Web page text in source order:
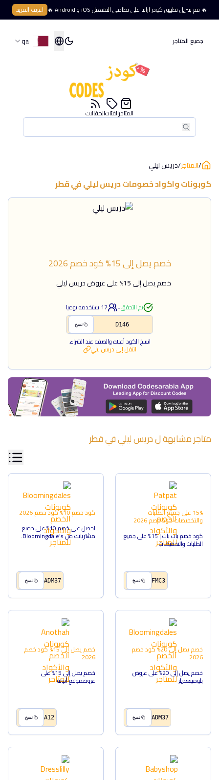
🔥 قم بتنزيل تطبيق كودز ارابيا على نظامي التشغيل iOS و Android 🔥 اعرف المزيد
جميع المتاجر qa
بحث
بحث
المتاجرالفئاتالمقالات
/المتاجر/دريس ليلي
كوبونات واكواد خصوماتدريس ليليفيقطر
خصم يصل إلى 15% كود خصم2026
خصم يصل إلى 15% على عروض دريس ليلي
تم التحقق-
17يستخدمه يوميا
D146 نسخ
انسخ الكود أعلاه والصقه عند الشراء.
انتقل إلىدريس ليلي
متاجر مشابهة لدريس ليليفيقطر
15% على جميع الطلبات
والتخفيضاتكود خصم2026
كود خصم بات بات | 15% على جميع
الطلبات والتخفيضات
FMC3 نسخ
كود خصم 10% كود خصم2026
احصل على خصم 10% على جميع
مشترياتك من Bloomingdale's.
ADM37 نسخ
خصم يصل إلى 20% كود خصم
2026
خصم يصل إلى 20% على عروض
بلومينغديلز
ADM37 نسخ
خصم يصل إلى 15% كود خصم
2026
خصم يصل إلى 15% على
عروضموقع أنوثة
A12 نسخ